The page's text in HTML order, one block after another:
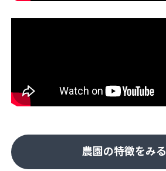
農園の特徴をみる